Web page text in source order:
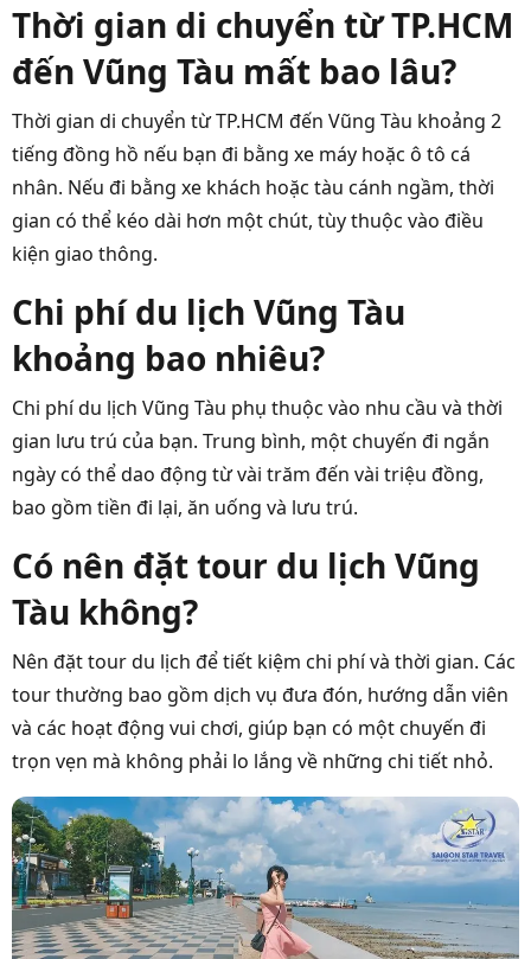
Thời gian di chuyển từ TP.HCM
đến Vũng Tàu mất bao lâu?
Thời gian di chuyển từ TP.HCM đến Vũng Tàu khoảng 2
tiếng đồng hồ nếu bạn đi bằng xe máy hoặc ô tô cá
nhân. Nếu đi bằng xe khách hoặc tàu cánh ngầm, thời
gian có thể kéo dài hơn một chút, tùy thuộc vào điều
kiện giao thông.
Chi phí du lịch Vũng Tàu
khoảng bao nhiêu?
Chi phí du lịch Vũng Tàu phụ thuộc vào nhu cầu và thời
gian lưu trú của bạn. Trung bình, một chuyến đi ngắn
ngày có thể dao động từ vài trăm đến vài triệu đồng,
bao gồm tiền đi lại, ăn uống và lưu trú.
Có nên đặt tour du lịch Vũng
Tàu không?
Nên đặt tour du lịch để tiết kiệm chi phí và thời gian. Các
tour thường bao gồm dịch vụ đưa đón, hướng dẫn viên
và các hoạt động vui chơi, giúp bạn có một chuyến đi
trọn vẹn mà không phải lo lắng về những chi tiết nhỏ.